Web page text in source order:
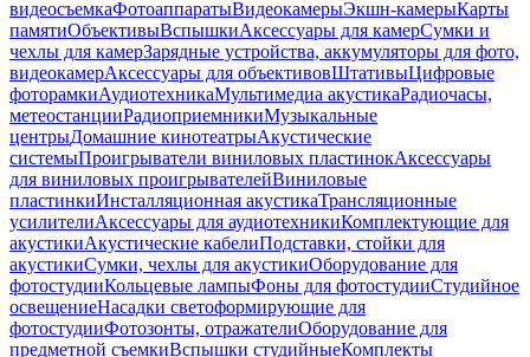
видеосъемкаФотоаппаратыВидеокамерыЭкшн-камерыКарты
памятиОбъективыВспышкиАксессуары для камерСумки и
чехлы для камерЗарядные устройства, аккумуляторы для фото,
видеокамерАксессуары для объективовШтативыЦифровые
фоторамкиАудиотехникаМультимедиа акустикаРадиочасы,
метеостанцииРадиоприемникиМузыкальные
центрыДомашние кинотеатрыАкустические
системыПроигрыватели виниловых пластинокАксессуары
для виниловых проигрывателейВиниловые
пластинкиИнсталляционная акустикаТрансляционные
усилителиАксессуары для аудиотехникиКомплектующие для
акустикиАкустические кабелиПодставки, стойки для
акустикиСумки, чехлы для акустикиОборудование для
фотостудииКольцевые лампыФоны для фотостудииСтудийное
освещениеНасадки светоформирующие для
фотостудииФотозонты, отражателиОборудование для
предметной съемкиВспышки студийныеКомплекты